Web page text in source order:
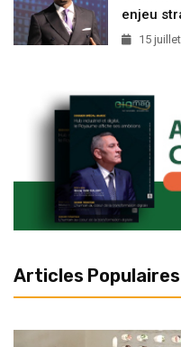
enjeu
15
Articles Populaires